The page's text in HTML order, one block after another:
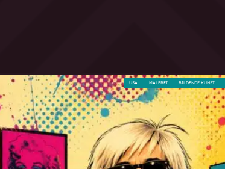
BILDENDE KUNST
MALEREI
USA